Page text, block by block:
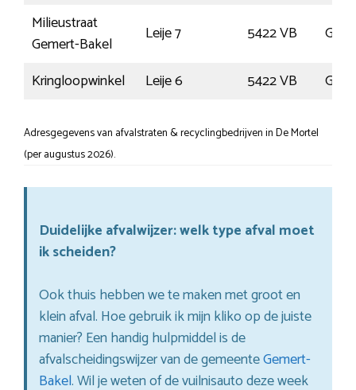
Milieustraat
Gemert-Bakel
Leije 7 5422 VB
Kringloopwinkel
Leije 6 5422 VB
Adresgegevens van afvalstraten & recyclingbedrijven in De Mortel
(per augustus 2026).
Duidelijke afvalwijzer: welk type afval moet
ik scheiden?
Ook thuis hebben we te maken met groot en
klein afval. Hoe gebruik ik mijn kliko op de juiste
manier? Een handig hulpmiddel is de
afvalscheidingswijzer van de gemeenteGemert-
Bakel. Wil je weten of de vuilnisauto deze week